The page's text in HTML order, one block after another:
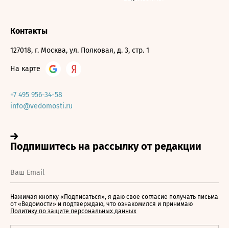
Контакты
127018, г. Москва, ул. Полковая, д. 3, стр. 1
На карте
+7 495 956-34-58
info@vedomosti.ru
Нажимая кнопку «Подписаться», я даю свое согласие получать письма
от «Ведомости» и подтверждаю, что ознакомился и принимаю
Политику по защите персональных данных